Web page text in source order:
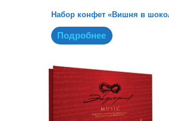
Набор конфет «Вишня в
Подробнее